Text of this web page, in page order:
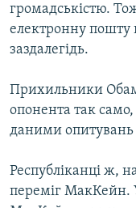
СВІТ
ПРИАЗОВ’Я
КИТАЙ.ВИКЛИКИ
ФОТО
СПЕЦПРОЄКТИ
КРИМ РЕАЛІЇ
громадськістю.
електронну пошту
заздалегідь.
Прихильники
опонента так
даними опитувань
Республіканці ж,
переміг МакКейн.